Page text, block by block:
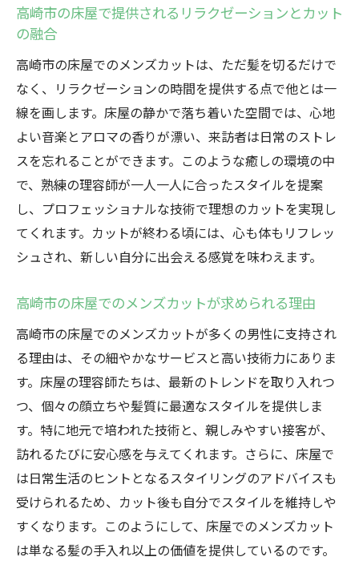
プロのアドバイスで得る高崎市の床屋での
自分らしさを追求する高崎市の床屋でのア
プローチ
高崎市の床屋の専門家による髪質に応じた
提案
高崎市の床屋でのアドバイスが実現する理
想の自分
高崎市の床屋でのカットが日常に与えるイ
ンパクト
高崎市の床屋で日常の喧騒を忘れるリラックス
高崎市の床屋で提供される心地よい空間
高崎市の床屋での施術がもたらす癒し
高崎市の床屋での日常を離れる方法
高崎市の床屋でのリラックスが与える効果
高崎市の床屋で感じる非日常の贅沢
熟練の理容師が提供する高崎市での理想の床屋
体験
高崎市の熟練理容師によるテクニックの魅
力
高崎市の床屋で提供されるリラクゼーションとカット
の融合
高崎市の床屋でのメンズカットは、ただ髪を切るだけで
なく、リラクゼーションの時間を提供する点で他とは一
線を画します。床屋の静かで落ち着いた空間では、心地
よい音楽とアロマの香りが漂い、来訪者は日常のストレ
スを忘れることができます。このような癒しの環境の中
で、熟練の理容師が一人一人に合ったスタイルを提案
し、プロフェッショナルな技術で理想のカットを実現し
てくれます。カットが終わる頃には、心も体もリフレッ
シュされ、新しい自分に出会える感覚を味わえます。
高崎市の床屋でのメンズカットが求められる理由
高崎市の床屋でのメンズカットが多くの男性に支持され
る理由は、その細やかなサービスと高い技術力にありま
す。床屋の理容師たちは、最新のトレンドを取り入れつ
つ、個々の顔立ちや髪質に最適なスタイルを提供しま
す。特に地元で培われた技術と、親しみやすい接客が、
訪れるたびに安心感を与えてくれます。さらに、床屋で
は日常生活のヒントとなるスタイリングのアドバイスも
受けられるため、カット後も自分でスタイルを維持しや
すくなります。このようにして、床屋でのメンズカット
は単なる髪の手入れ以上の価値を提供しているのです。